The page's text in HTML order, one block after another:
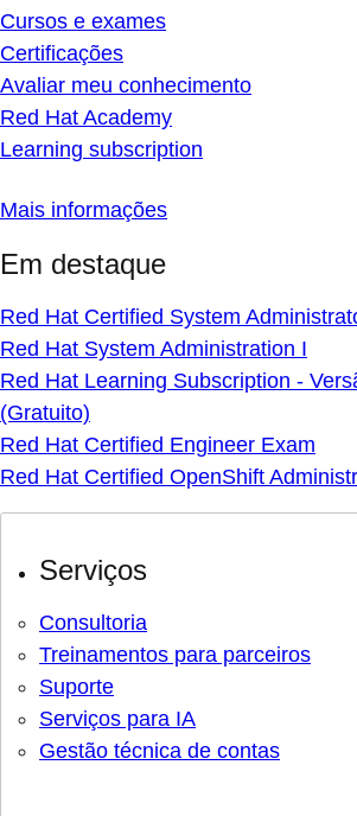
Cursos e exames
Certificações
Avaliar meu conhecimento
Red Hat Academy
Learning subscription
Mais informações
Em destaque
Red Hat Certified System
Red Hat System Administration I
Red Hat Learning Subscription -
(Gratuito)
Red Hat Certified Engineer Exam
Red Hat Certified OpenShift
Serviços
Consultoria
Treinamentos para parceiros
Suporte
Serviços para IA
Gestão técnica de contas